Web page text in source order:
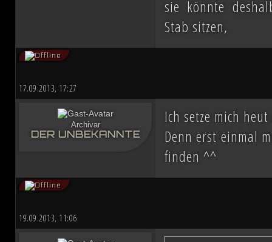
sie könnte
Stab sitzen,
17.09.2013, 17:27
Archivar
DER UNBEKANNTE
Ich setze mich
Denn erst einmal
finden ^^
19.09.2013, 11:06